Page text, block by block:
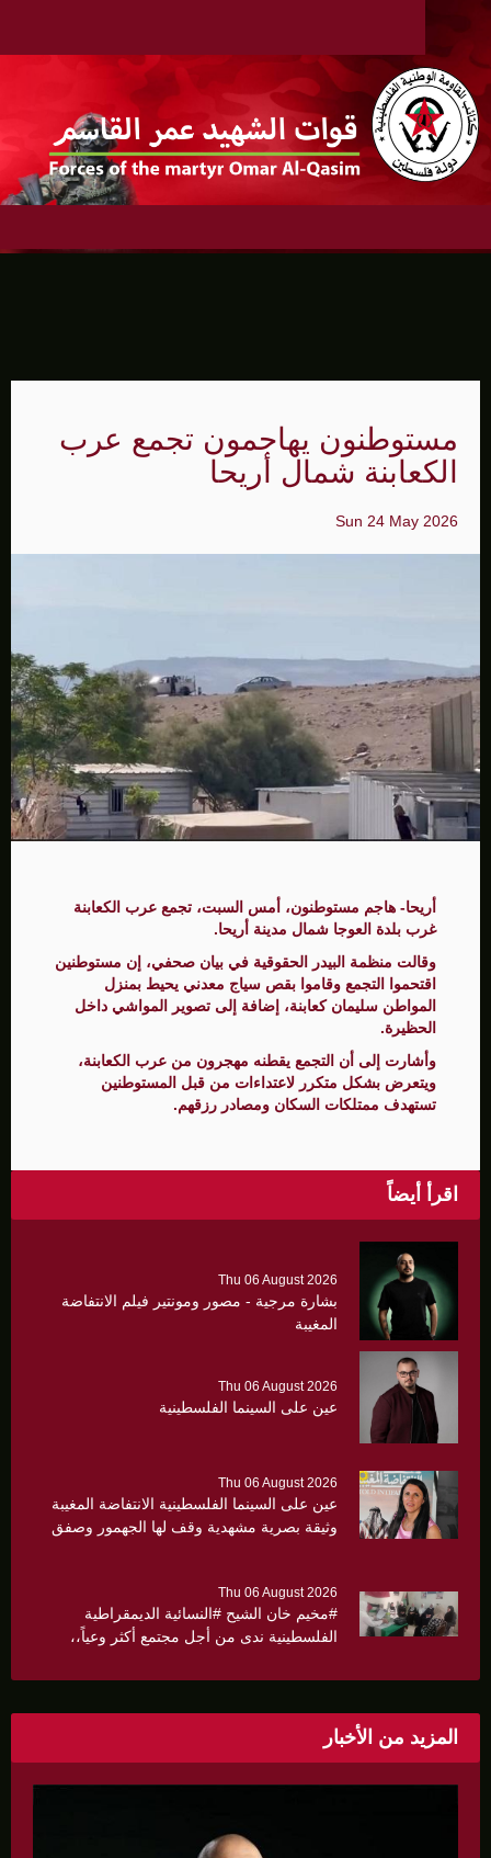
مستوطنون يهاجمون تجمع عرب
الكعابنة شمال أريحا
Sun 24 May 2026
أريحا- هاجم مستوطنون، أمس السبت، تجمع عرب الكعابنة
غرب بلدة العوجا شمال مدينة أريحا.
وقالت منظمة البيدر الحقوقية في بيان صحفي، إن مستوطنين
اقتحموا التجمع وقاموا بقص سياج معدني يحيط بمنزل
المواطن سليمان كعابنة، إضافة إلى تصوير المواشي داخل
الحظيرة.
وأشارت إلى أن التجمع يقطنه مهجرون من عرب الكعابنة،
ويتعرض بشكل متكرر لاعتداءات من قبل المستوطنين
تستهدف ممتلكات السكان ومصادر رزقهم.
اقرأ أيضاً
Thu 06 August 2026
بشارة مرجية - مصور ومونتير فيلم الانتفاضة
المغيبة
Thu 06 August 2026
عين على السينما الفلسطينية
Thu 06 August 2026
عين على السينما الفلسطينية الانتفاضة المغيبة
وثيقة بصرية مشهدية وقف لها الجهمور وصفق
Thu 06 August 2026
#مخيم خان الشيح #النسائية الديمقراطية
الفلسطينية ندى من أجل مجتمع أكثر وعياً،،
بروشورات توعوية على سيدات الحي.
المزيد من الأخبار